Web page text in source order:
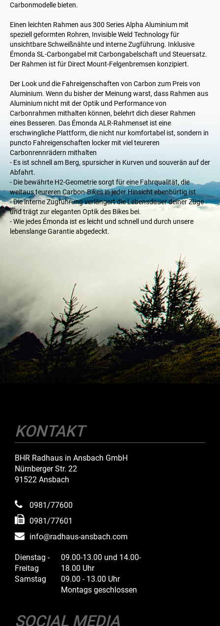
Carbonmodelle bieten.
Einen leichten Rahmen aus 300 Series Alpha Aluminium mit
speziell geformten Rohren, Invisible Weld Technology für
unsichtbare Schweißnähte und interne Zugführung. Inklusive
Émonda SL-Carbongabel mit Carbongabelschaft und Steuersatz.
Der Rahmen ist für Direct Mount-Felgenbremsen konzipiert.
Der Look und die Fahreigenschaften von Carbon zum Preis von
Aluminium. Wenn du bisher der Meinung warst, dass Rahmen aus
Aluminium nicht mit der Optik und Performance von
Carbonrahmen mithalten können, belehrt dich dieser Rahmen
eines Besseren. Das Émonda ALR-Rahmenset ist eine
erschwingliche Plattform, die nicht nur komfortabel ist, sondern in
puncto Fahreigenschaften locker mit viel teureren
Carbonrennrädern mithalten
- Es ist schnell am Berg, spursicher in Kurven und souverän auf der
Abfahrt.
- Die bewährte H2-Geometrie sorgt für eine Fahrqualität, die
weitaus teureren Carbon-Bikes in jeder Hinsicht ebenbürtig ist
- Die interne Zugführung verlängert die Lebensdauer deiner Züge
und trägt zur eleganten Optik des Bikes bei.
- Wie jedes Émonda ist es leicht und schnell und durch unsere
lebenslange Garantie abgedeckt.
KONTAKT
BHR Radhaus in Ansbach GmbH
Nürnberger Str. 22
91522 Ansbach
0981/77600
0981/77601
info@radhaus-ansbach.com
Dienstag -
Freitag
09.00-13.00 und 14.00-
18.00 Uhr
Samstag
09.00 - 13.00 Uhr
Montags geschlossen
SOCIAL MEDIA